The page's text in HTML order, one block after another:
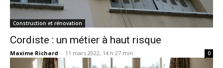
Construction et rénovation
Cordiste : un métier à haut risque
Maxime Richard - 11 mars 2022, 14 h 27 min 0